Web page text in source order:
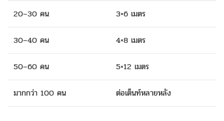
20–30 คน 3×6 เมตร
30–40 คน 4×8 เมตร
50–60 คน 5×12 เมตร
มากกว่า 100 คน ต่อเต็นท์หลายหลัง